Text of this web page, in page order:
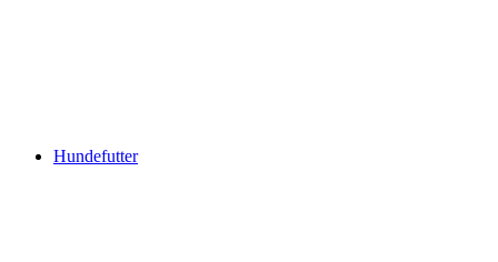
Hundefutter